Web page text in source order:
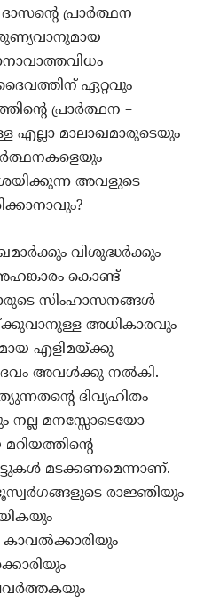
പ്രാര്‍ത്ഥന
ഏറ്റവും
പ്രാര്‍ത്ഥന –
എല്ലാ മാലാഖമാരുടെയും
അവളുടെ
വിശുദ്ധര്‍ക്കും
കൊണ്ട്
സിംഹാസനങ്ങള്‍
അധികാരവും
എളിമയ്ക്കു
അവള്‍ക്കു നല്‍കി.
ദിവ്യഹിതം
നല്ല മനസ്സോടെയോ
മടക്കണമെന്നാണ്.
രാജ്ഞിയും